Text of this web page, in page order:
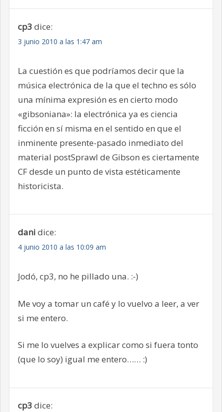
cp3 dice:
3 junio 2010 a las 1:47 am
La cuestión es que podríamos decir que la
música electrónica de la que el techno es sólo
una mínima expresión es en cierto modo
«gibsoniana»: la electrónica ya es ciencia
ficción en sí misma en el sentido en que el
inminente presente-pasado inmediato del
material postSprawl de Gibson es ciertamente
CF desde un punto de vista estéticamente
historicista.
dani dice:
4 junio 2010 a las 10:09 am
Jodó, cp3, no he pillado una. :-)
Me voy a tomar un café y lo vuelvo a leer, a ver
si me entero.
Si me lo vuelves a explicar como si fuera tonto
(que lo soy) igual me entero…… :)
cp3 dice: